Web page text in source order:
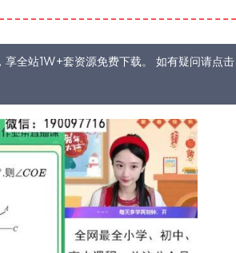
，享全站1W+套资源免费下载。 如有疑问请点击